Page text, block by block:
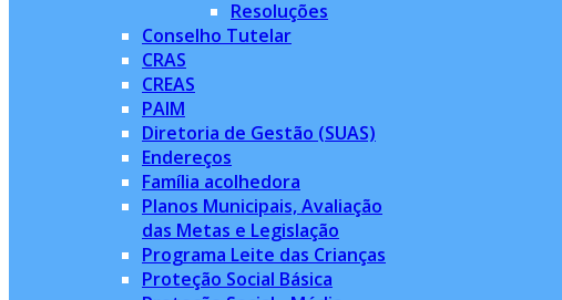
Resoluções
Conselho Tutelar
CRAS
CREAS
PAIM
Diretoria de Gestão (SUAS)
Endereços
Família acolhedora
Planos Municipais, Avaliação
das Metas e Legislação
Programa Leite das Crianças
Proteção Social Básica